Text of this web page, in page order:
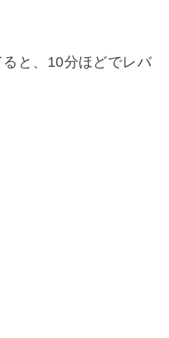
と、10分ほどでレバ